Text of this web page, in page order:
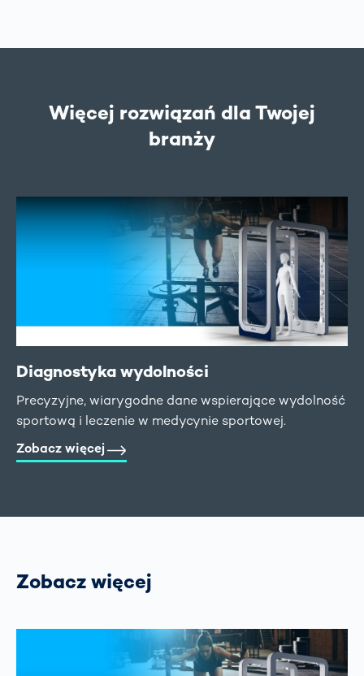
Więcej rozwiązań dla Twojej
branży
Diagnostyka wydolności
Precyzyjne, wiarygodne dane wspierające wydolność
sportową i leczenie w medycynie sportowej.
Zobacz więcej
Zobacz więcej